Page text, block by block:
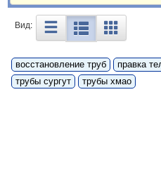
Вид:
восстановление труб правка
трубы сургут
трубы хмао